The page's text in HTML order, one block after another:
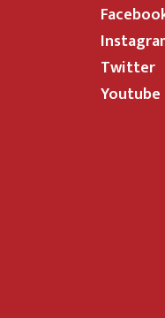
Twitter
Youtube